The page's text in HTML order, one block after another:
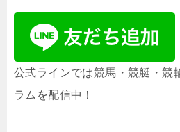
公式ラインでは競馬・競艇・競
ラムを配信中！